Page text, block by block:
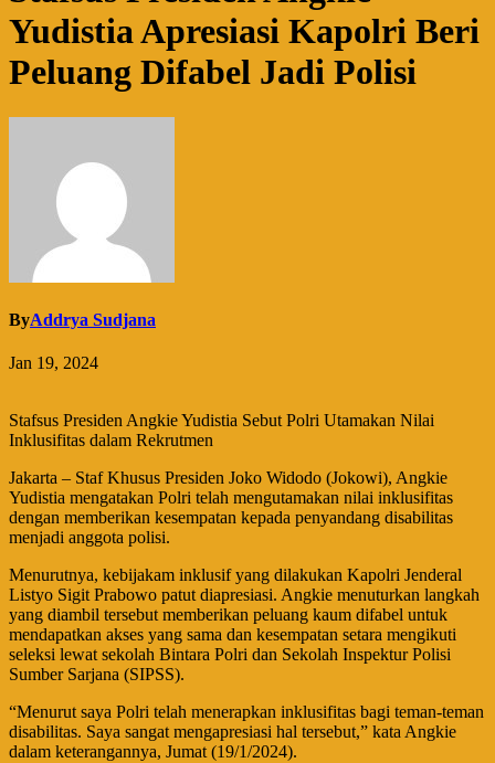
Yudistia Apresiasi Kapolri Beri
Peluang Difabel Jadi Polisi
ByAddrya Sudjana
Jan 19, 2024
Stafsus Presiden Angkie Yudistia Sebut Polri Utamakan Nilai
Inklusifitas dalam Rekrutmen
Jakarta – Staf Khusus Presiden Joko Widodo (Jokowi), Angkie
Yudistia mengatakan Polri telah mengutamakan nilai inklusifitas
dengan memberikan kesempatan kepada penyandang disabilitas
menjadi anggota polisi.
Menurutnya, kebijakam inklusif yang dilakukan Kapolri Jenderal
Listyo Sigit Prabowo patut diapresiasi. Angkie menuturkan langkah
yang diambil tersebut memberikan peluang kaum difabel untuk
mendapatkan akses yang sama dan kesempatan setara mengikuti
seleksi lewat sekolah Bintara Polri dan Sekolah Inspektur Polisi
Sumber Sarjana (SIPSS).
“Menurut saya Polri telah menerapkan inklusifitas bagi teman-teman
disabilitas. Saya sangat mengapresiasi hal tersebut,” kata Angkie
dalam keterangannya, Jumat (19/1/2024).